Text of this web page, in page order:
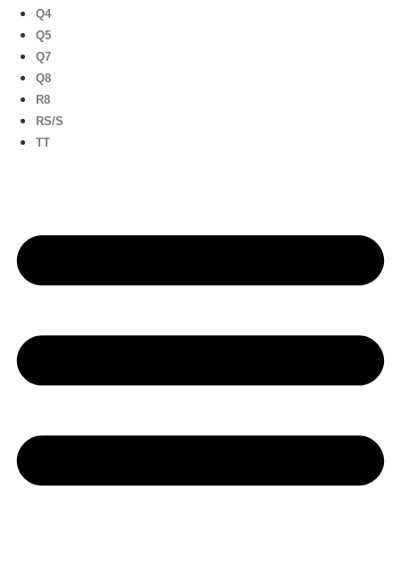
Q4
Q5
Q7
Q8
R8
RS/S
TT